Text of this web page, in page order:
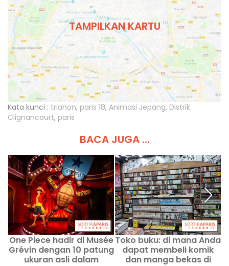
TAMPILKAN KARTU
Kata kunci : trianon, paris 18, Animasi Jepang, Distrik
Clignancourt, paris
BACA JUGA ...
One Piece hadir di Musée
Grévin dengan 10 patung
ukuran asli dalam
Toko buku: di mana Anda
dapat membeli komik
dan manga bekas di